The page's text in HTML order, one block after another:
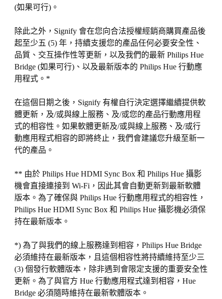
(如果可行)。
除此之外，Signify 會在您向合法授權經銷商購買產品後
起至少五 (5) 年，持續支援您的產品任何必要安全性、
品質、交互操作性等更新，以及我們的最新 Philips Hue
Bridge (如果可行)、以及最新版本的 Philips Hue 行動應
用程式。*
在這個日期之後，Signify 有權自行決定選擇繼續提供軟
體更新，及/或與線上服務、及/或您的產品行動應用程
式的相容性。如果軟體更新及/或與線上服務、及/或行
動應用程式相容的即將終止，我們會建議您升級至新一
代的產品。
** 由於 Philips Hue HDMI Sync Box 和 Philips Hue 攝影
機會直接連接到 Wi-Fi，因此其會自動更新到最新軟體
版本。為了確保與 Philips Hue 行動應用程式的相容性，
Philips Hue HDMI Sync Box 和 Philips Hue 攝影機必須保
持在最新版本。
*) 為了與我們的線上服務達到相容，Philips Hue Bridge
必須維持在最新版本，且這個相容性將持續維持至少三
(3) 個發行軟體版本，除非遇到會限定支援的重要安全性
更新。為了與官方 Hue 行動應用程式達到相容，Hue
Bridge 必須隨時維持在最新軟體版本。